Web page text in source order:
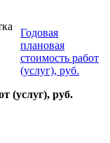
Годовая
плановая
стоимость работ
(услуг), руб.
(услуг), руб.